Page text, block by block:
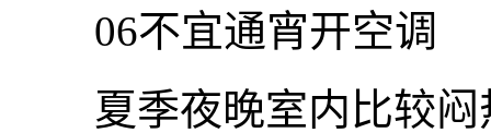
06不宜通宵开空调
夏季夜晚室内比较闷